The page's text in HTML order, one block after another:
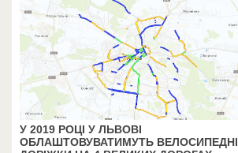
У 2019 РОЦІ У ЛЬВОВІ
ОБЛАШТОВУВАТИМУТЬ ВЕЛОСИПЕДНІ